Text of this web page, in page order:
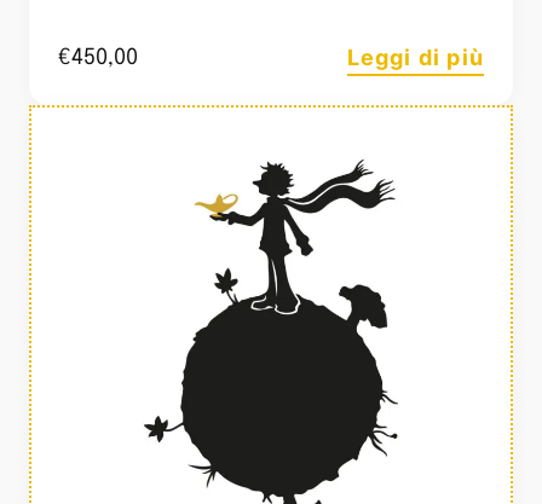
€450,00 Leggi di più